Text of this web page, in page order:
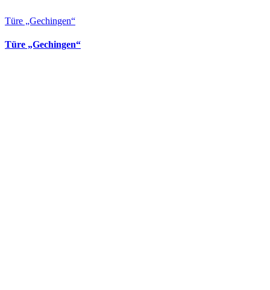
Türe „Gechingen“
Türe „Gechingen“